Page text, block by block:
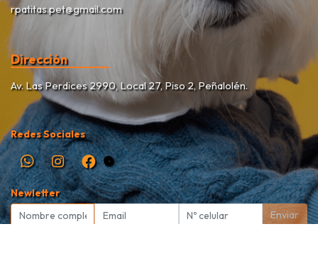
rpatitas.pet@gmail.com
Dirección
Av. Las Perdices 2990, Local 27, Piso 2, Peñalolén.
Redes Sociales
Newletter
Enviar